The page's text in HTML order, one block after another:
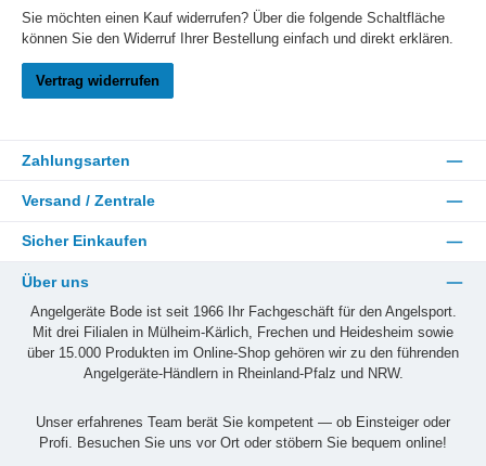
Sie möchten einen Kauf widerrufen? Über die folgende Schaltfläche
können Sie den Widerruf Ihrer Bestellung einfach und direkt erklären.
Vertrag widerrufen
Zahlungsarten
Versand / Zentrale
Sicher Einkaufen
Über uns
Angelgeräte Bode ist seit 1966 Ihr Fachgeschäft für den Angelsport.
Mit drei Filialen in Mülheim-Kärlich, Frechen und Heidesheim sowie
über 15.000 Produkten im Online-Shop gehören wir zu den führenden
Angelgeräte-Händlern in Rheinland-Pfalz und NRW.
Unser erfahrenes Team berät Sie kompetent — ob Einsteiger oder
Profi. Besuchen Sie uns vor Ort oder stöbern Sie bequem online!